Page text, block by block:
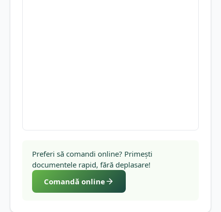
Preferi să comandi online? Primești
documentele rapid, fără deplasare!
Comandă online